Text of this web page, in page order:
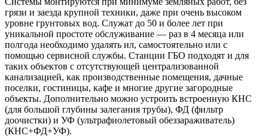
грязи и заезда крупной техники, даже при очень высоком
уровне грунтовых вод. Служат до 50 и более лет при
уникальной простоте обслуживание — раз в 4 месяца или
полгода необходимо удалять ил, самостоятельно или с
помощью сервисной службы. Станции ГБО подходят и для
таких объектов с отсутствующей централизованной
канализацией, как производственные помещения, дачные
поселки, гостиницы, кафе и многие другие загородные
объекты. Дополнительно можно устроить встроенную КНС
(для большой глубины залегания трубы), ФД (фильтр
доочистки) и УФ (ультрафиолетовый обеззараживатель)
(КНС+ФД+УФ).